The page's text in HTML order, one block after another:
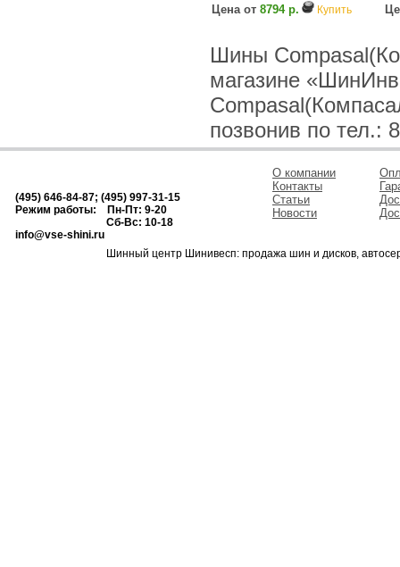
Цена от 8794 р. Купить
Шины
магазине
позвонив по тел.:
(495) 646-84-87; (495) 997-31-15
Режим работы: Пн-Пт: 9-20
Сб-Вс: 10-18
info@vse-shini.ru
О компании
Контакты
Статьи
Новости
Шинный центр Шинивесп: продажа шин и дисков,